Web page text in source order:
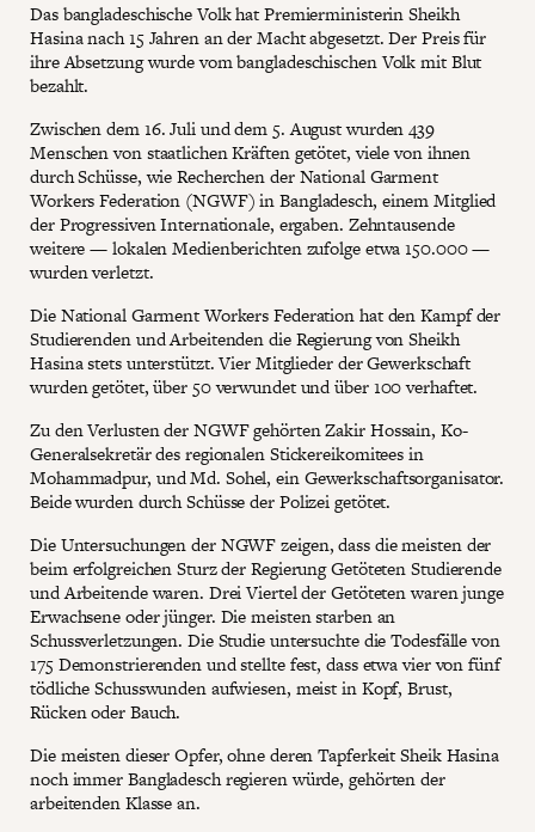
Das bangladeschische Volk hat Premierministerin Sheikh
Hasina nach 15 Jahren an der Macht abgesetzt. Der Preis für
ihre Absetzung wurde vom bangladeschischen Volk mit Blut
bezahlt.
Zwischen dem 16. Juli und dem 5. August wurden 439
Menschen von staatlichen Kräften getötet, viele von ihnen
durch Schüsse, wie Recherchen der National Garment
Workers Federation (NGWF) in Bangladesch, einem Mitglied
der Progressiven Internationale, ergaben. Zehntausende
weitere — lokalen Medienberichten zufolge etwa 150.000 —
wurden verletzt.
Die National Garment Workers Federation hat den Kampf der
Studierenden und Arbeitenden die Regierung von Sheikh
Hasina stets unterstützt. Vier Mitglieder der Gewerkschaft
wurden getötet, über 50 verwundet und über 100 verhaftet.
Zu den Verlusten der NGWF gehörten Zakir Hossain, Ko-
Generalsekretär des regionalen Stickereikomitees in
Mohammadpur, und Md. Sohel, ein Gewerkschaftsorganisator.
Beide wurden durch Schüsse der Polizei getötet.
Die Untersuchungen der NGWF zeigen, dass die meisten der
beim erfolgreichen Sturz der Regierung Getöteten Studierende
und Arbeitende waren. Drei Viertel der Getöteten waren junge
Erwachsene oder jünger. Die meisten starben an
Schussverletzungen. Die Studie untersuchte die Todesfälle von
175 Demonstrierenden und stellte fest, dass etwa vier von fünf
tödliche Schusswunden aufwiesen, meist in Kopf, Brust,
Rücken oder Bauch.
Die meisten dieser Opfer, ohne deren Tapferkeit Sheik Hasina
noch immer Bangladesch regieren würde, gehörten der
arbeitenden Klasse an.